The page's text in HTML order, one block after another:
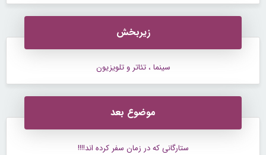
زیربخش
سینما ، تئاتر و تلویزیون
موضوع بعد
ستارگانی که در زمان سفر کرده اند!!!!